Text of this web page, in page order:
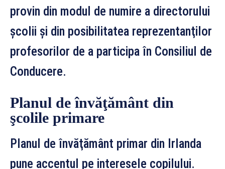
provin din modul de numire a directorului
şcolii şi din posibilitatea reprezentanţilor
profesorilor de a participa în Consiliul de
Conducere.
Planul de învăţământ din
şcolile primare
Planul de învăţământ primar din Irlanda
pune accentul pe interesele copilului.